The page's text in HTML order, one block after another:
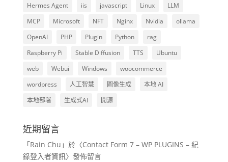
Hermes Agent
iis javascript Linux
LLM
MCP
Microsoft NFT Nginx Nvidia
ollama
OpenAI
PHP Plugin Python
rag
Raspberry Pi
Stable Diffusion TTS
Ubuntu
web
Webui Windows
woocommerce
wordpress
人工智慧 圖像生成
本地 AI
本地部署
生成式AI 開源
近期留言
「Rain Chu 」於〈Contact Form 7 – WP PLUGINS – 紀
錄登入者資訊〉發佈留言